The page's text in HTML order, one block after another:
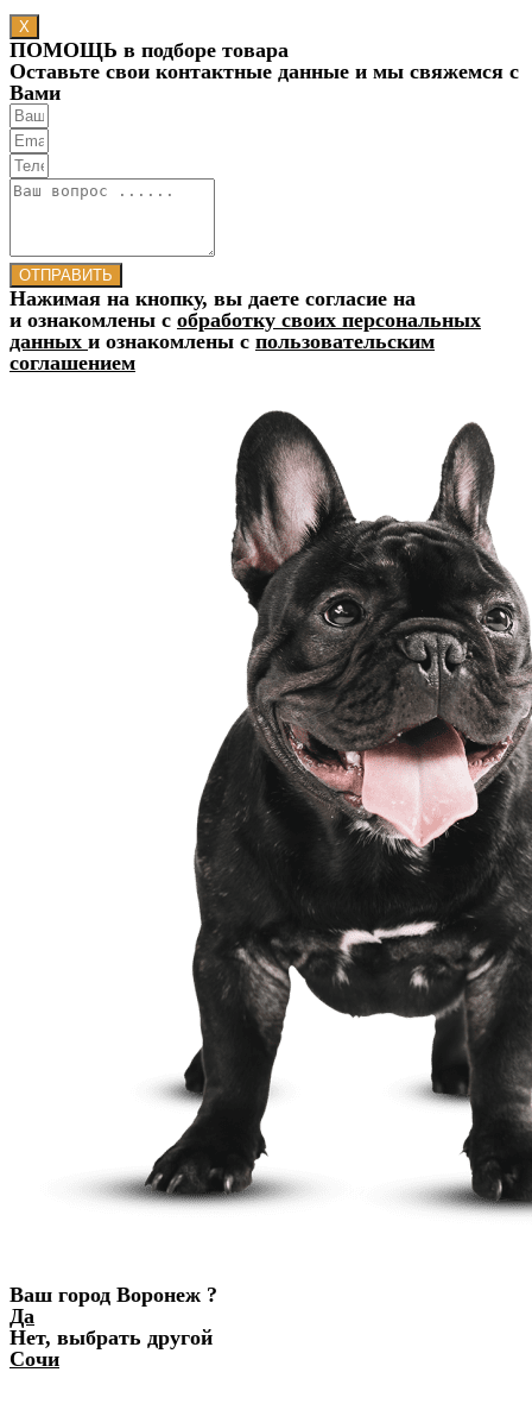
X
ПОМОЩЬ в подборе товара
Оставьте свои контактные данные и мы свяжемся с
Вами
ОТПРАВИТЬ
Нажимая на кнопку, вы даете согласие на
и ознакомлены с обработку своих персональных
данных и ознакомлены с пользовательским
соглашением
Ваш город Воронеж ?
Да
Нет, выбрать другой
Сочи